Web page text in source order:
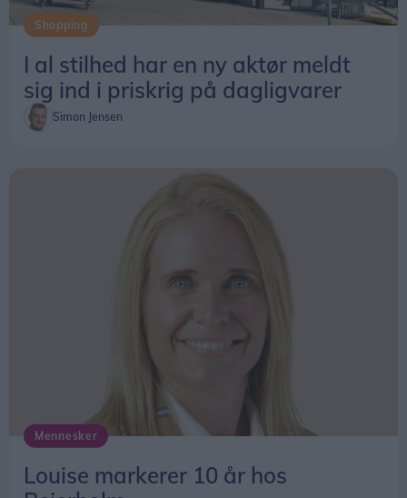
Shopping
I al stilhed har en ny aktør meldt
sig ind i priskrig på dagligvarer
Simon Jensen
Mennesker
Louise markerer 10 år hos